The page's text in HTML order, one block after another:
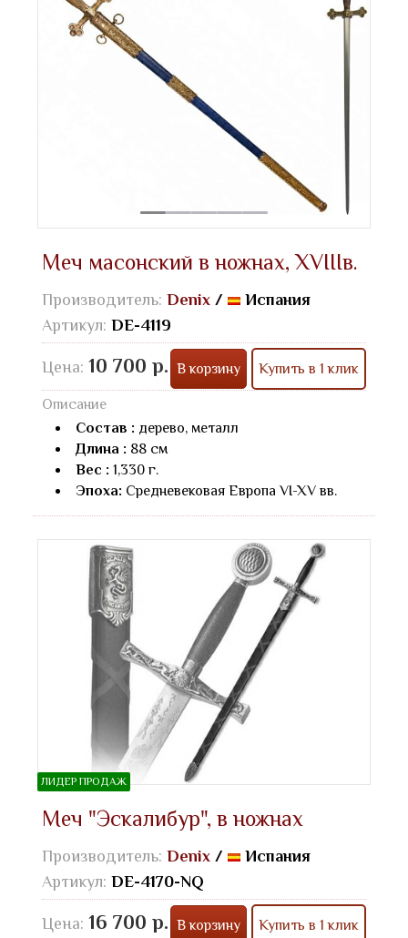
Меч масонский в ножнах, XVIIIв.
Производитель: Denix /
Испания
Артикул: DE-4119
Цена: 10 700 р. В корзину Купить в 1 клик
Описание
Состав : дерево, металл
Длина : 88 см
Вес : 1,330 г.
Эпоха: Средневековая Европа VI-XV вв.
ЛИДЕР ПРОДАЖ
Меч "Эскалибур", в ножнах
Производитель: Denix /
Испания
Артикул: DE-4170-NQ
Цена: 16 700 р. В корзину Купить в 1 клик